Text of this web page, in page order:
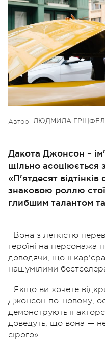
Автор: ЛЮДМИЛА
Дакота Джонсон –
щільно асоціюється
«П'ятдесят
знаковою роллю
глибшим талантом
Вона з легкістю
героїні на персонажа
доводячи, що її
нашумілими
Якщо ви хочете
Джонсон по-новому,
демонструють її
доведуть, що вона — не
сірого».